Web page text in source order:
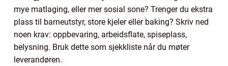
mye matlaging, eller mer sosial sone? Trenger du ekstra
plass til barneutstyr, store kjeler eller baking? Skriv ned
noen krav: oppbevaring, arbeidsflate, spiseplass,
belysning. Bruk dette som sjekkliste når du møter
leverandøren.